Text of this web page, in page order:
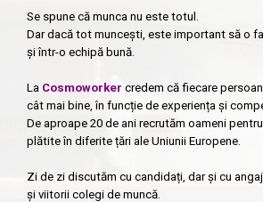
Se spune că munca nu este totul.
Dar dacă tot muncești, este important să o
și într-o echipă bună.
La Cosmoworker credem că fiecare
cât mai bine, în funcție de experiența și
De aproape 20 de ani recrutăm oameni
plătite în diferite țări ale Uniunii Europene.
Zi de zi discutăm cu candidați, dar și cu
și viitorii colegi de muncă.